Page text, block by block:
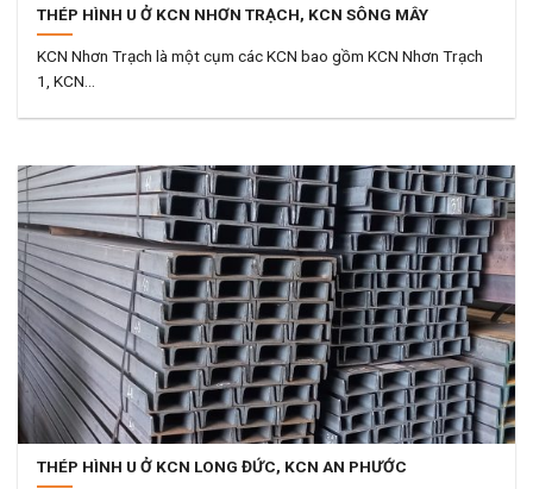
THÉP HÌNH U Ở KCN NHƠN TRẠCH, KCN SÔNG MÂY
KCN Nhơn Trạch là một cụm các KCN bao gồm KCN Nhơn Trạch
1, KCN...
THÉP HÌNH U Ở KCN LONG ĐỨC, KCN AN PHƯỚC